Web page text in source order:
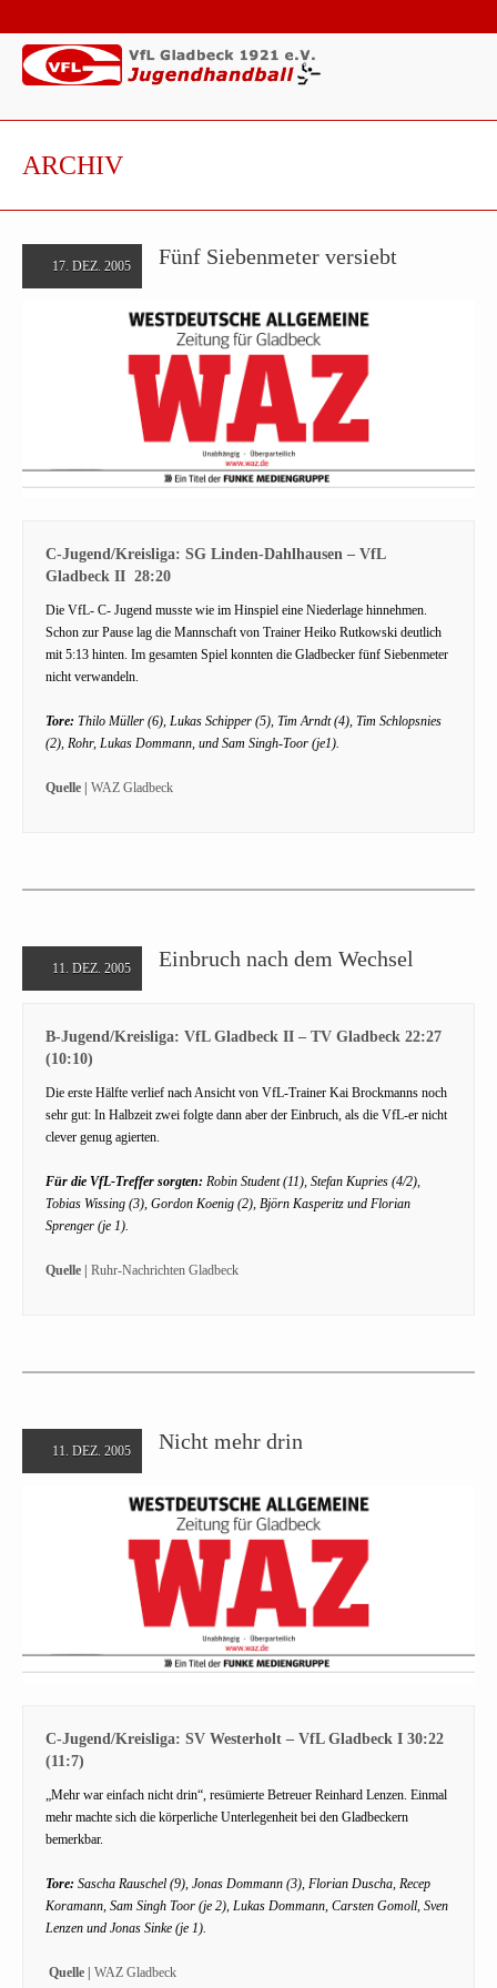
ARCHIV
17. DEZ. 2005 Fünf Siebenmeter versiebt
C-Jugend/Kreisliga: SG Linden-Dahlhausen – VfL
Gladbeck II 28:20
Die VfL- C- Jugend musste wie im Hinspiel eine Niederlage hinnehmen.
Schon zur Pause lag die Mannschaft von Trainer Heiko Rutkowski deutlich
mit 5:13 hinten. Im gesamten Spiel konnten die Gladbecker fünf Siebenmeter
nicht verwandeln.
Tore: Thilo Müller (6), Lukas Schipper (5), Tim Arndt (4), Tim Schlopsnies
(2), Rohr, Lukas Dommann, und Sam Singh-Toor (je1).
Quelle | WAZ Gladbeck
11. DEZ. 2005 Einbruch nach dem Wechsel
B-Jugend/Kreisliga: VfL Gladbeck II – TV Gladbeck 22:27
(10:10)
Die erste Hälfte verlief nach Ansicht von VfL-Trainer Kai Brockmanns noch
sehr gut: In Halbzeit zwei folgte dann aber der Einbruch, als die VfL-er nicht
clever genug agierten.
Für die VfL-Treffer sorgten: Robin Student (11), Stefan Kupries (4/2),
Tobias Wissing (3), Gordon Koenig (2), Björn Kasperitz und Florian
Sprenger (je 1).
Quelle | Ruhr-Nachrichten Gladbeck
11. DEZ. 2005 Nicht mehr drin
C-Jugend/Kreisliga: SV Westerholt – VfL Gladbeck I 30:22
(11:7)
„Mehr war einfach nicht drin“, resümierte Betreuer Reinhard Lenzen. Einmal
mehr machte sich die körperliche Unterlegenheit bei den Gladbeckern
bemerkbar.
Tore: Sascha Rauschel (9), Jonas Dommann (3), Florian Duscha, Recep
Koramann, Sam Singh Toor (je 2), Lukas Dommann, Carsten Gomoll, Sven
Lenzen und Jonas Sinke (je 1).
Quelle | WAZ Gladbeck